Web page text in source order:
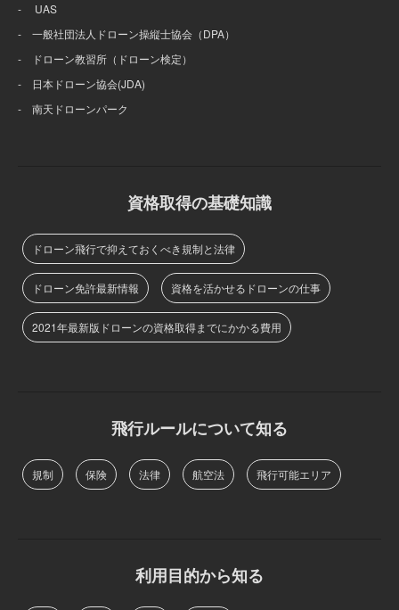
- UAS
- 一般社団法人ドローン操縦士協会（DPA）
- ドローン教習所（ドローン検定）
- 日本ドローン協会(JDA)
- 南天ドローンパーク
資格取得の基礎知識
ドローン飛行で抑えておくべき規制と法律
ドローン免許最新情報 資格を活かせるドローンの仕事
2021年最新版ドローンの資格取得までにかかる費用
飛行ルールについて知る
規制 保険 法律 航空法 飛行可能エリア
利用目的から知る